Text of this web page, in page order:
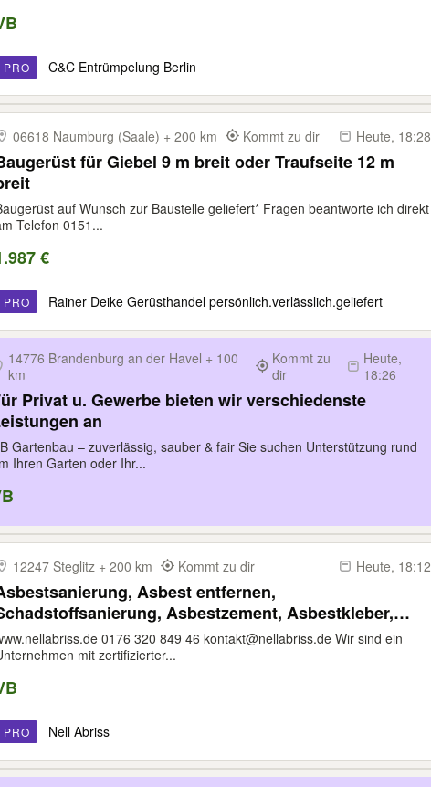
PRO C&C Entrümpelung Berlin
06618 Naumburg (Saale) + 200 km Kommt zu dir Heute, 18:28
für Giebel 9 m breit oder Traufseite 12 m
auf Wunsch zur Baustelle geliefert* Fragen beantworte ich direkt
Telefon 0151...
€
PRO Rainer Deike Gerüsthandel persönlich.verlässlich.geliefert
14776 Brandenburg an der Havel + 100
km
Kommt zu
dir
Heute,
18:26
Privat u. Gewerbe bieten wir verschiedenste
an
Gartenbau – zuverlässig, sauber & fair Sie suchen Unterstützung rund
Ihren Garten oder Ihr...
12247 Steglitz + 200 km Kommt zu dir Heute, 18:12
Asbest entfernen,
Asbestzement, Asbestkleber,
Flex, Asbestdächer, Asbestfassaden
0176 320 849 46 kontakt@nellabriss.de Wir sind ein
mit zertifizierter...
PRO Nell Abriss